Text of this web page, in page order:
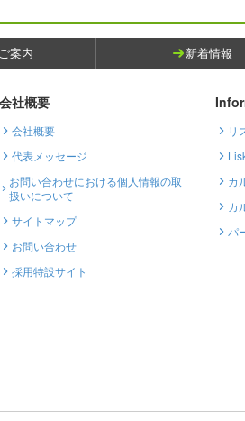
案内 新着情報
会社概要
会社概要
代表メッセージ
お問い合わせにおける個人情報の取
扱いについて
サイトマップ
お問い合わせ
採用特設サイト
リ
カ
カ
パ